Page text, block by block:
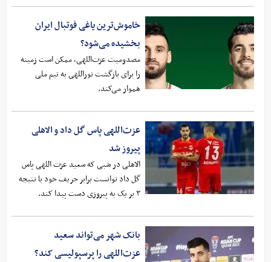
خاموش‌ترین یاغی فوتبال ایران
بخشیده می‌شود؟
مصدومیت عزت‌اللهی، ممکن است زمینه
را برای بازگشت نوراللهی به تیم ملی
هموار می‌کند.
عزت‌اللهی پاس گل داد و الاهلی
پیروز شد
الاهلی در شبی که سعید عزت اللهی پاس
گل داد توانست برابر حریف خود با نتیجه
۳ بر یک به پیروزی دست پیدا کند.
بانک شهر می‌تواند سعید
عزت‌اللهی را پرسپولیسی کند؟